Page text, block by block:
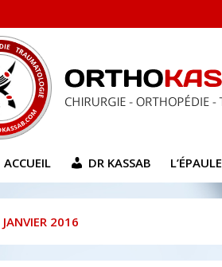
ACCUEIL DR KASSAB L’ÉPAULE
JANVIER 2016